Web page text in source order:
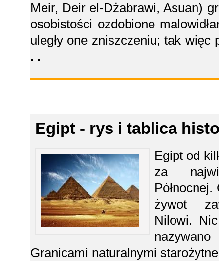
Meir, Deir el-Dżabrawi, Asuan)
osobistości ozdobione
uległy one zniszczeniu; tak
. .
Egipt - rys i tablica
Egipt od
za
żywot
Nilowi.
Granicami naturalnymi